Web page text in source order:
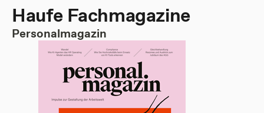
Haufe Fachmagazine
Personalmagazin